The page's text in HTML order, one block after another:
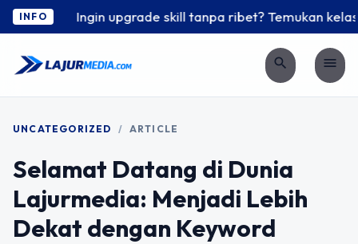
INFO Ingin upgrade skill tanpa ribet? Temukan
search menu
UNCATEGORIZED / ARTICLE
Selamat Datang di Dunia
Lajurmedia: Menjadi Lebih
Dekat dengan Keyword